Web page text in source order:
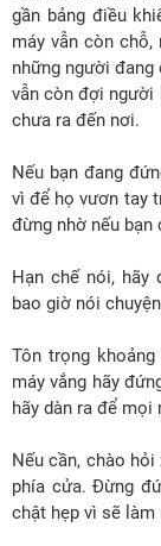
gần bảng điều
máy vẫn còn
những người đang
vẫn còn đợi người
chưa ra đến nơi.
Nếu bạn đang
vì để họ vươn tay
đừng nhờ nếu bạn
Hạn chế nói,
bao giờ nói
Tôn trọng
máy vắng hãy
hãy dàn ra để mọi
Nếu cần, chào
phía cửa. Đừng
chật hẹp vì sẽ